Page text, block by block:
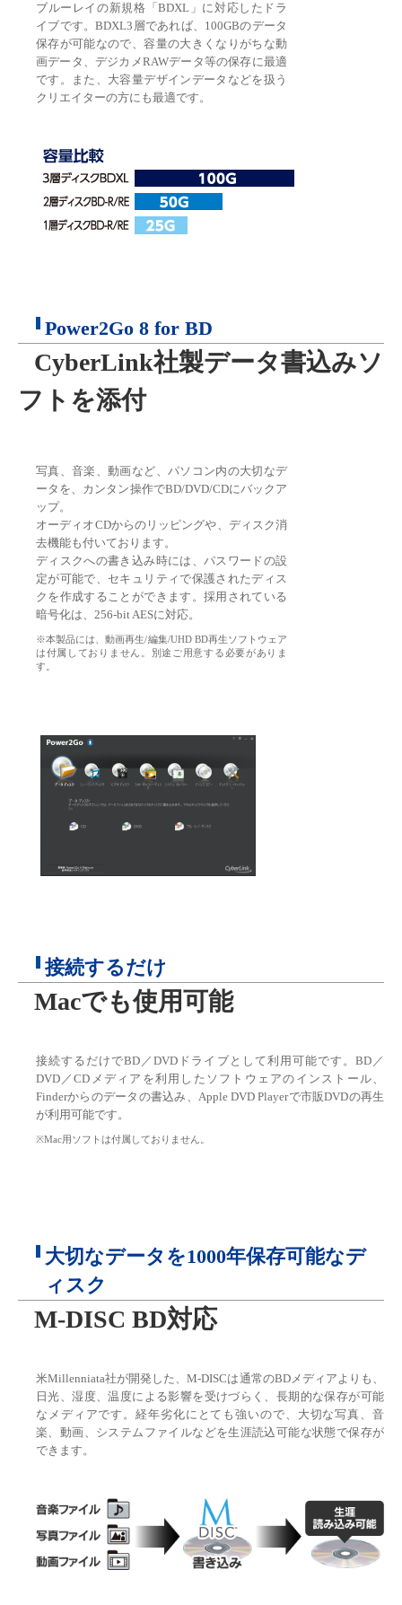
ブルーレイの新規格「BDXL」に対応したドラ
イブです。BDXL3層であれば、100GBのデータ
保存が可能なので、容量の大きくなりがちな動
画データ、デジカメRAWデータ等の保存に最適
です。また、大容量デザインデータなどを扱う
クリエイターの方にも最適です。
Power2Go 8 for BD
CyberLink社製データ書込みソ
フトを添付
写真、音楽、動画など、パソコン内の大切なデ
ータを、カンタン操作でBD/DVD/CDにバックア
ップ。
オーディオCDからのリッピングや、ディスク消
去機能も付いております。
ディスクへの書き込み時には、パスワードの設
定が可能で、セキュリティで保護されたディス
クを作成することができます。採用されている
暗号化は、256‐bit AESに対応。
※本製品には、動画再生/編集/UHD BD再生ソフトウェア
は付属しておりません。別途ご用意する必要がありま
す。
接続するだけ
Macでも使用可能
接続するだけでBD／DVDドライブとして利用可能です。BD／
DVD／CDメディアを利用したソフトウェアのインストール、
Finderからのデータの書込み、Apple DVD Playerで市販DVDの再生
が利用可能です。
※Mac用ソフトは付属しておりません。
大切なデータを1000年保存可能なデ
ィスク
M-DISC BD対応
米Millenniata社が開発した、M-DISCは通常のBDメディアよりも、
日光、湿度、温度による影響を受けづらく、長期的な保存が可能
なメディアです。経年劣化にとても強いので、大切な写真、音
楽、動画、システムファイルなどを生涯読込可能な状態で保存が
できます。